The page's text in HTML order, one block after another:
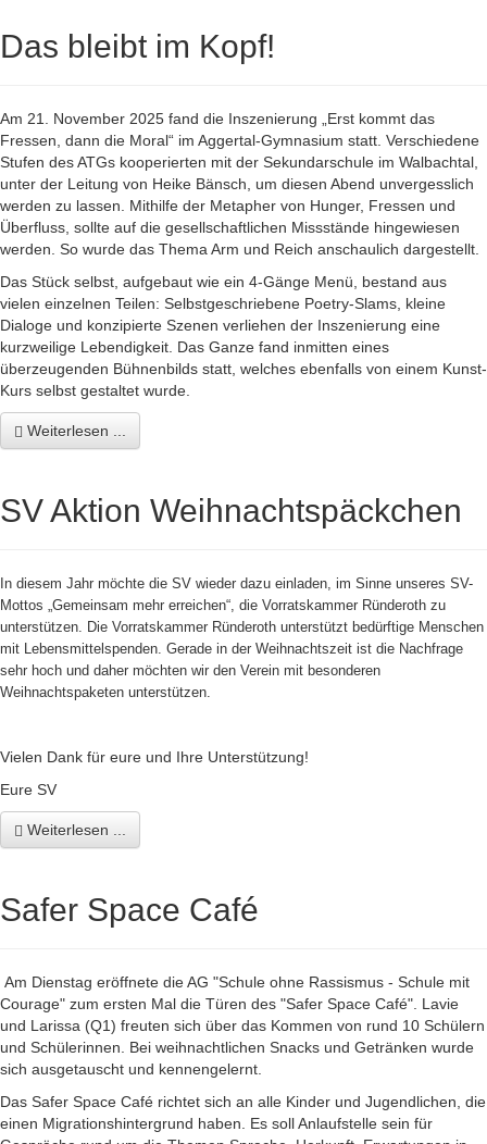
Das bleibt im Kopf!
Am 21. November 2025 fand die Inszenierung „Erst kommt das
Fressen, dann die Moral“ im Aggertal-Gymnasium statt. Verschiedene
Stufen des ATGs kooperierten mit der Sekundarschule im Walbachtal,
unter der Leitung von Heike Bänsch, um diesen Abend unvergesslich
werden zu lassen. Mithilfe der Metapher von Hunger, Fressen und
Überfluss, sollte auf die gesellschaftlichen Missstände hingewiesen
werden. So wurde das Thema Arm und Reich anschaulich dargestellt.
Das Stück selbst, aufgebaut wie ein 4-Gänge Menü, bestand aus
vielen einzelnen Teilen: Selbstgeschriebene Poetry-Slams, kleine
Dialoge und konzipierte Szenen verliehen der Inszenierung eine
kurzweilige Lebendigkeit. Das Ganze fand inmitten eines
überzeugenden Bühnenbilds statt, welches ebenfalls von einem Kunst-
Kurs selbst gestaltet wurde.
Weiterlesen ...
SV Aktion Weihnachtspäckchen
In diesem Jahr möchte die SV wieder dazu einladen, im Sinne unseres SV-
Mottos „Gemeinsam mehr erreichen“, die Vorratskammer Ründeroth zu
unterstützen. Die Vorratskammer Ründeroth unterstützt bedürftige Menschen
mit Lebensmittelspenden. Gerade in der Weihnachtszeit ist die Nachfrage
sehr hoch und daher möchten wir den Verein mit besonderen
Weihnachtspaketen unterstützen.
Vielen Dank für eure und Ihre Unterstützung!
Eure SV
Weiterlesen ...
Safer Space Café
Am Dienstag eröffnete die AG "Schule ohne Rassismus - Schule mit
Courage" zum ersten Mal die Türen des "Safer Space Café". Lavie
und Larissa (Q1) freuten sich über das Kommen von rund 10 Schülern
und Schülerinnen. Bei weihnachtlichen Snacks und Getränken wurde
sich ausgetauscht und kennengelernt.
Das Safer Space Café richtet sich an alle Kinder und Jugendlichen, die
einen Migrationshintergrund haben. Es soll Anlaufstelle sein für